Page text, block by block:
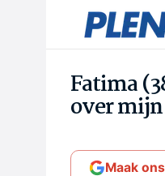
Fatima
over
Maak